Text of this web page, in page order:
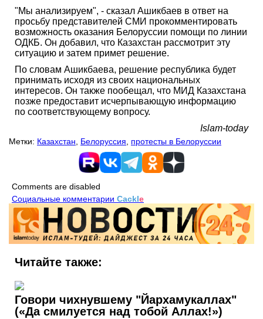
"Мы анализируем", - сказал Ашикбаев в ответ на
просьбу представителей СМИ прокомментировать
возможность оказания Белоруссии помощи по линии
ОДКБ. Он добавил, что Казахстан рассмотрит эту
ситуацию и затем примет решение.
По словам Ашикбаева, решение республика будет
принимать исходя из своих национальных
интересов. Он также пообещал, что МИД Казахстана
позже предоставит исчерпывающую информацию
по соответствующему вопросу.
Islam-today
Метки: Казахстан Белоруссия протесты в Белоруссии
Comments are disabled
Социальные комментарии Cackle
Читайте также:
Говори чихнувшему "Йархамукаллах"
(«Да смилуется над тобой Аллах!»)